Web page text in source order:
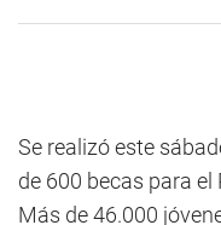
Se realizó este
de 600 becas para
Más de 46.000